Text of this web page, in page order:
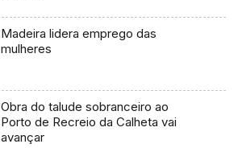
Madeira lidera emprego das
mulheres
Obra do talude sobranceiro ao
Porto de Recreio da Calheta vai
avançar